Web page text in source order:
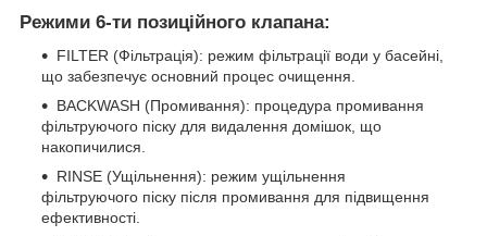
Режими 6-ти позиційного клапана:
FILTER (Фільтрація): режим фільтрації води у басейні,
що забезпечує основний процес очищення.
BACKWASH (Промивання): процедура промивання
фільтруючого піску для видалення домішок, що
накопичилися.
RINSE (Ущільнення): режим ущільнення
фільтруючого піску після промивання для підвищення
ефективності.